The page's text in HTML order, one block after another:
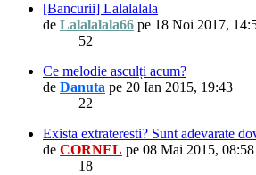
[Bancurii] Lalalalala
de Lalalalala66 pe 18 Noi 2017,
52
Ce melodie asculți acum?
de Danuta pe 20 Ian 2015, 19:43
22
Exista extrateresti? Sunt adevarate
de CORNEL pe 08 Mai 2015, 08:58
18